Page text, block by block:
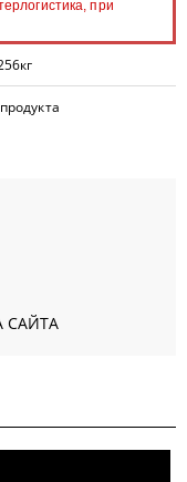
при
кг
САЙТА